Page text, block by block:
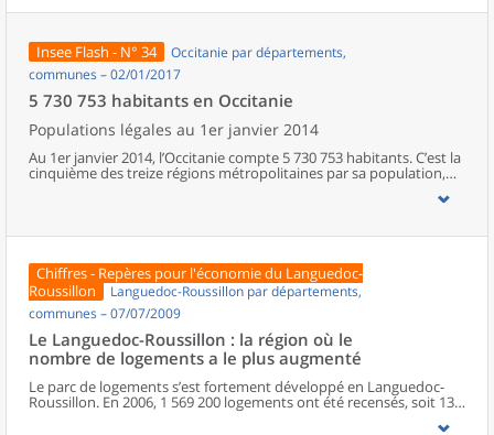
concernés par ce remodelage du paysage communal.
Insee Flash - N° 34
Occitanie par départements,
communes – 02/01/2017
5 730 753 habitants en Occitanie
Populations légales au 1er janvier 2014
Au 1er janvier 2014, l’Occitanie compte 5 730 753 habitants. C’est la
cinquième des treize régions métropolitaines par sa population,
entre la Nouvelle-Aquitaine et le Grand-Est. Entre 2009 et 2014,
qu'en moyenne en métropole, est le plus fort après celui de la
dans la région, l’une des plus attractives du pays.
Chiffres - Repères pour l'économie du Languedoc-
Roussillon
Languedoc-Roussillon par départements,
communes – 07/07/2009
Le Languedoc-Roussillon : la région où le
nombre de logements a le plus augmenté
Le parc de logements s’est fortement développé en Languedoc-
Roussillon. En 2006, 1 569 200 logements ont été recensés, soit 13
% de plus qu’en 1999. La forte croissance démographique et la